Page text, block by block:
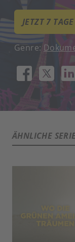
JETZT 7
Genre:
ÄHNLICHE